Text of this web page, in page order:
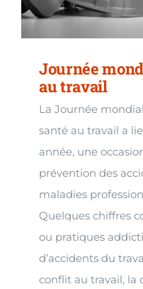
Journée
au travail
La Journée
santé au travail a
année, une
prévention des
maladies
Quelques chiffres
ou pratiques
d’accidents du
conflit au travail, la